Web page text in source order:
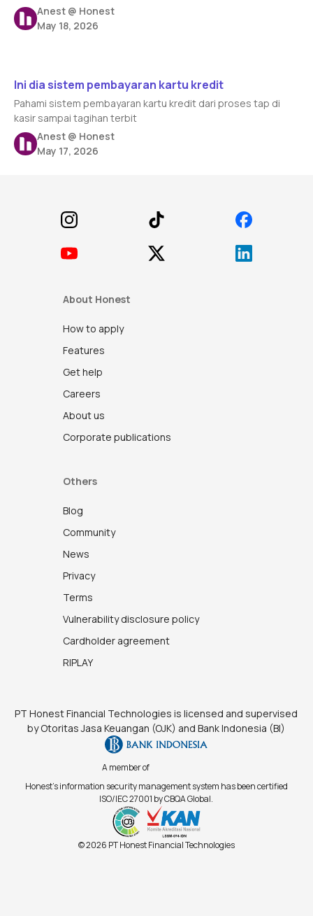
Anest @ Honest
May 18, 2026
Ini dia sistem pembayaran kartu kredit
Pahami sistem pembayaran kartu kredit dari proses tap di
kasir sampai tagihan terbit
Anest @ Honest
May 17, 2026
PT Honest Financial Technologies is licensed and supervised
by Otoritas Jasa Keuangan (OJK) and Bank Indonesia (BI)
A member of
Honest's information security management system has been certified
ISO/IEC 27001 by CBQA Global.
© 2026 PT Honest Financial Technologies
About Honest
How to apply
Features
Get help
Careers
About us
Corporate publications
Others
Blog
Community
News
Privacy
Terms
Vulnerability disclosure policy
Cardholder agreement
RIPLAY